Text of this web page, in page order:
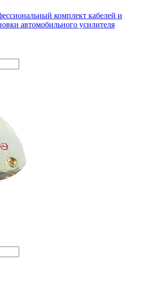
комплект кабелей и
автомобильного усилителя